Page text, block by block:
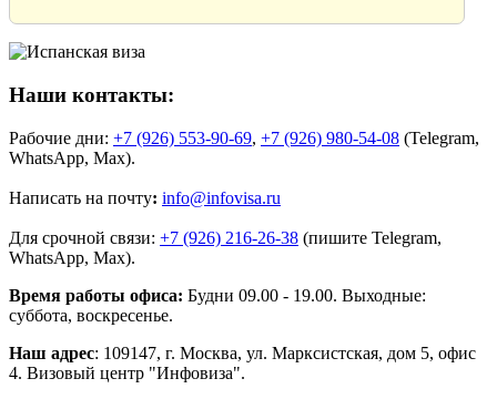
Наши контакты:
Рабочие дни: +7 (926) 553-90-69, +7 (926) 980-54-08 (Telegram,
WhatsApp, Max).
Написать на почту: info@infovisa.ru
Для срочной связи: +7 (926) 216-26-38 (пишите Telegram,
WhatsApp, Max).
Время работы офиса: Будни 09.00 - 19.00. Выходные:
суббота, воскресенье.
Наш адрес: 109147, г. Москва, ул. Марксистская, дом 5, офис
4. Визовый центр "Инфовиза".